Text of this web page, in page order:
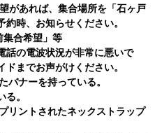
があれば、集合場所を「石ヶ戸
時、お知らせください。
集合希望」等
話の電波状況が非常に悪いで
までお声がけください。
ナーを持っている。
。
リントされたネックストラップ